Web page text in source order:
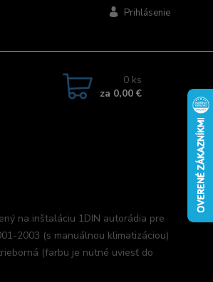
Prihlásenie
0 ks
za 0,00 €
na inštaláciu 1DIN autorádia pre
2003 (s manuálnou klimatizáciou)
(farbu je nutné uviesť do